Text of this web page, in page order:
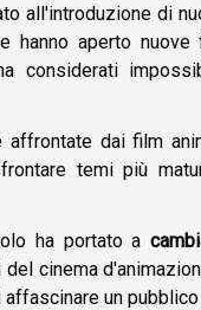
all'introduzione di
hanno aperto nuove
considerati
affrontate dai film
temi più
ha portato a
cinema
un